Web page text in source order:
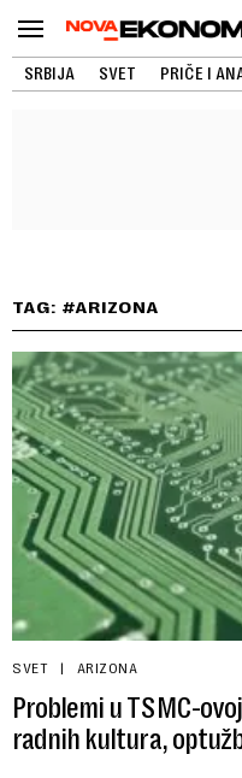
SRBIJA SVET PRIČE I
TAG: #ARIZONA
SVET ARIZONA
Problemi u TSMC-
radnih kultura,